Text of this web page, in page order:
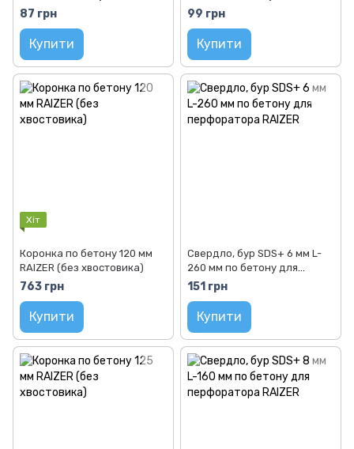
перфоратора RAIZER
87 грн
Купити
перфоратора RAIZER
99 грн
Купити
Хіт
Коронка по бетону 120 мм
RAIZER (без хвостовика)
763 грн
Купити
Свердло, бур SDS+ 6 мм L-
260 мм по бетону для
перфоратора RAIZER
151 грн
Купити